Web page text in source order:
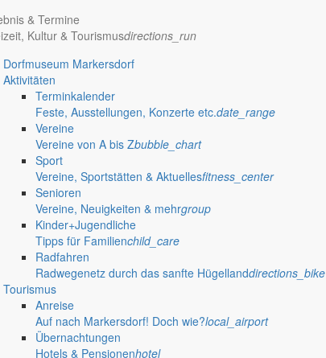
& Termine
Kultur & Tourismusdirections_run
Dorfmuseum Markersdorf
Aktivitäten
Terminkalender
Feste, Ausstellungen, Konzerte etc.date_range
Vereine
Vereine von A bis Zbubble_chart
Sport
Vereine, Sportstätten & Aktuellesfitness_center
Senioren
Vereine, Neuigkeiten & mehrgroup
Kinder+Jugendliche
Tipps für Familienchild_care
Radfahren
Radwegenetz durch das sanfte Hügellanddirections_bike
Tourismus
Anreise
Auf nach Markersdorf! Doch wie?local_airport
Übernachtungen
Hotels & Pensionenhotel